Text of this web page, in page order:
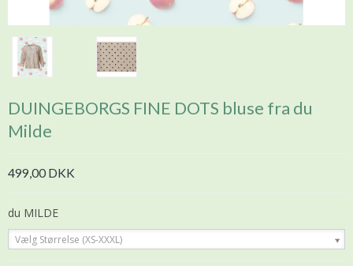
DUINGEBORGS FINE DOTS bluse fra du
Milde
499,00 DKK
du MILDE
Vælg Størrelse (XS-XXXL)